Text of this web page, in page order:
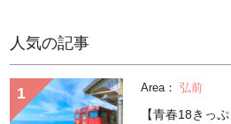
人気の記事
Area： 弘前
【青春18きっ